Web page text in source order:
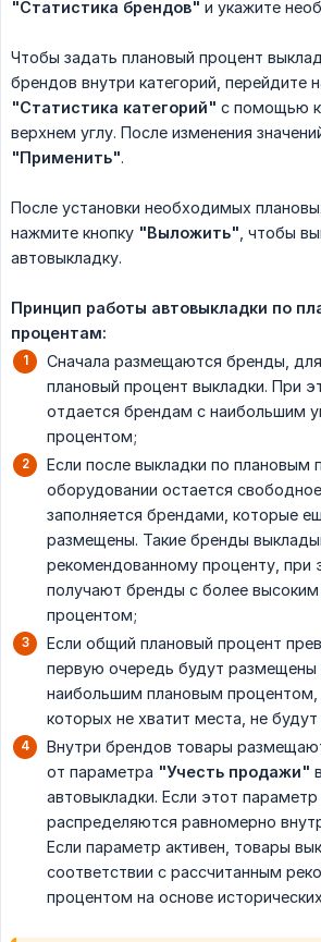
"Статистика брендов" и укажите
Чтобы задать плановый процент
брендов внутри категорий, перейдите
"Статистика категорий" с помощью
верхнем углу. После изменения
"Применить".
После установки необходимых
нажмите кнопку "Выложить" , чтобы
автовыкладку.
Принцип работы автовыкладки по
процентам:
Сначала размещаются бренды,
плановый процент выкладки. При
отдается брендам с наибольшим
процентом;
Если после выкладки по плановым
оборудовании остается
заполняется брендами, которые
размещены. Такие бренды
рекомендованному проценту, при
получают бренды с более
процентом;
Если общий плановый процент
первую очередь будут
наибольшим плановым
которых не хватит места, не
Внутри брендов товары
от параметра "Учесть продажи"
автовыкладки. Если этот
распределяются равномерно
Если параметр активен, товары
соответствии с рассчитанным
процентом на основе